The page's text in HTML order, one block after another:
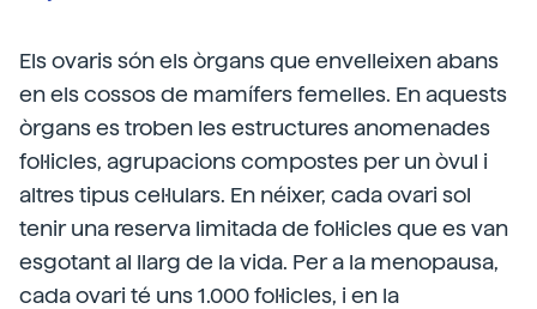
Els ovaris són els òrgans que envelleixen abans
en els cossos de mamífers femelles. En aquests
òrgans es troben les estructures anomenades
fol·licles, agrupacions compostes per un òvul i
altres tipus cel·lulars. En néixer, cada ovari sol
tenir una reserva limitada de fol·licles que es van
esgotant al llarg de la vida. Per a la menopausa,
cada ovari té uns 1.000 fol·licles, i en la